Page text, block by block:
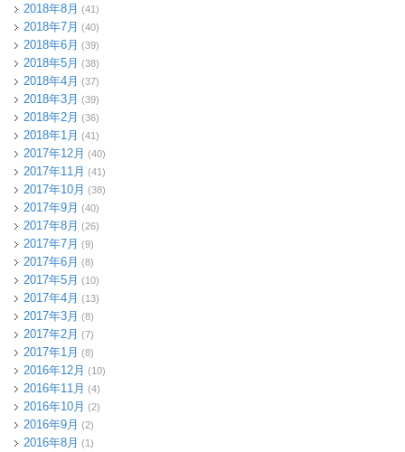
2018年8月 (41)
2018年7月 (40)
2018年6月 (39)
2018年5月 (38)
2018年4月 (37)
2018年3月 (39)
2018年2月 (36)
2018年1月 (41)
2017年12月 (40)
2017年11月 (41)
2017年10月 (38)
2017年9月 (40)
2017年8月 (26)
2017年7月 (9)
2017年6月 (8)
2017年5月 (10)
2017年4月 (13)
2017年3月 (8)
2017年2月 (7)
2017年1月 (8)
2016年12月 (10)
2016年11月 (4)
2016年10月 (2)
2016年9月 (2)
2016年8月 (1)